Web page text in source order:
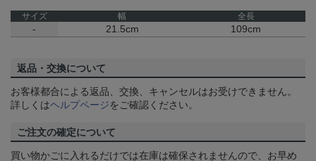
サイズ 幅 全長
- 21.5cm 109cm
返品・交換について
お客様都合による返品、交換、キャンセルはお受けできません。
詳しくはヘルプページをご確認ください。
ご注文の確定について
買い物かごに入れるだけでは在庫は確保されませんので、お早め